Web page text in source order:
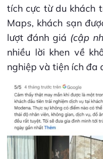
tích cực từ du khách
Maps, khách sạn
lượt đánh giá (cập
nhiều lời khen về
nghiệp và tiện ích đa